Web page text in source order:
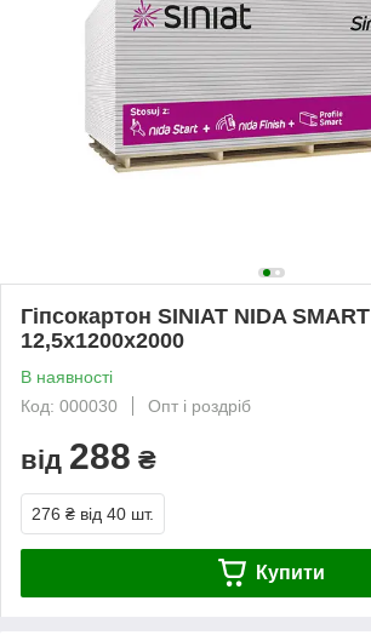
Гіпсокартон SINIAT NIDA SMART
12,5х1200х2000
В наявності
Код: 000030
Опт і роздріб
від 288 ₴
276 ₴ від 40 шт.
Купити